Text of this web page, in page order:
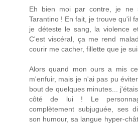
Eh bien moi par contre, je ne
Tarantino ! En fait, je trouve qu'il
je déteste le sang, la violence
C'est viscéral, ça me rend
courir me cacher, fillette que je
Alors quand mon ours a mis
m'enfuir, mais je n'ai pas pu
bout de quelques minutes...
côté de lui ! Le
complètement subjuguée, ses
son humour, sa langue hyper-